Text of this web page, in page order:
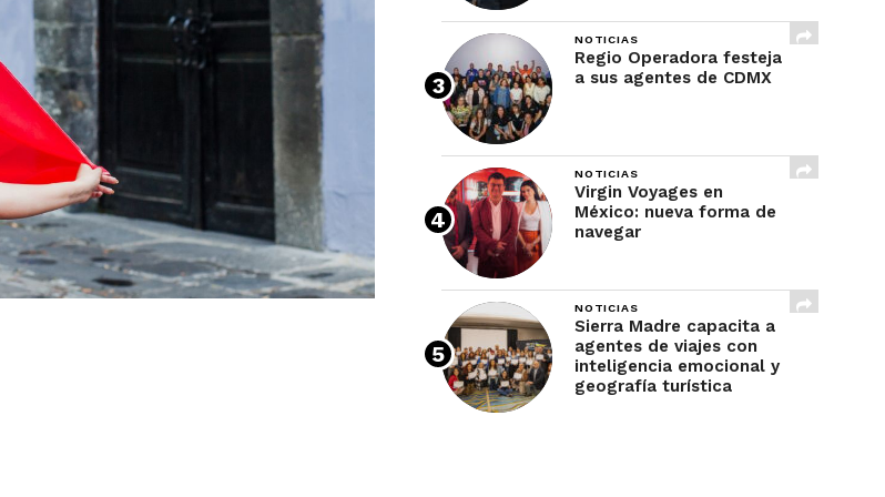
NOTICIAS
Regio Operadora festeja
a sus agentes de CDMX
NOTICIAS
Virgin Voyages en
México: nueva forma de
navegar
NOTICIAS
Sierra Madre capacita a
agentes de viajes con
inteligencia emocional y
geografía turística